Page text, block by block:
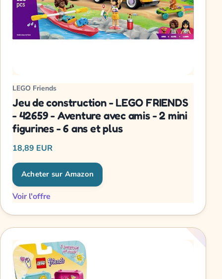
LEGO Friends
Jeu de construction - LEGO FRIENDS
- 42659 - Aventure avec amis - 2 mini
figurines - 6 ans et plus
18,89 EUR
Acheter sur Amazon
Voir l'offre